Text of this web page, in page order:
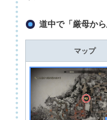
道中で「厳母か
マップ